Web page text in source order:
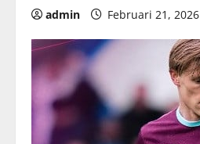
admin Februari 21, 2026